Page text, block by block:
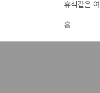
휴식같은
홈